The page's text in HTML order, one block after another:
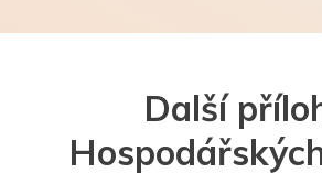
Další